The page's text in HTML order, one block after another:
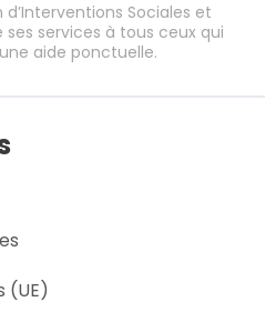
d’Interventions Sociales et
ses services à tous ceux qui
aide ponctuelle.
(UE)